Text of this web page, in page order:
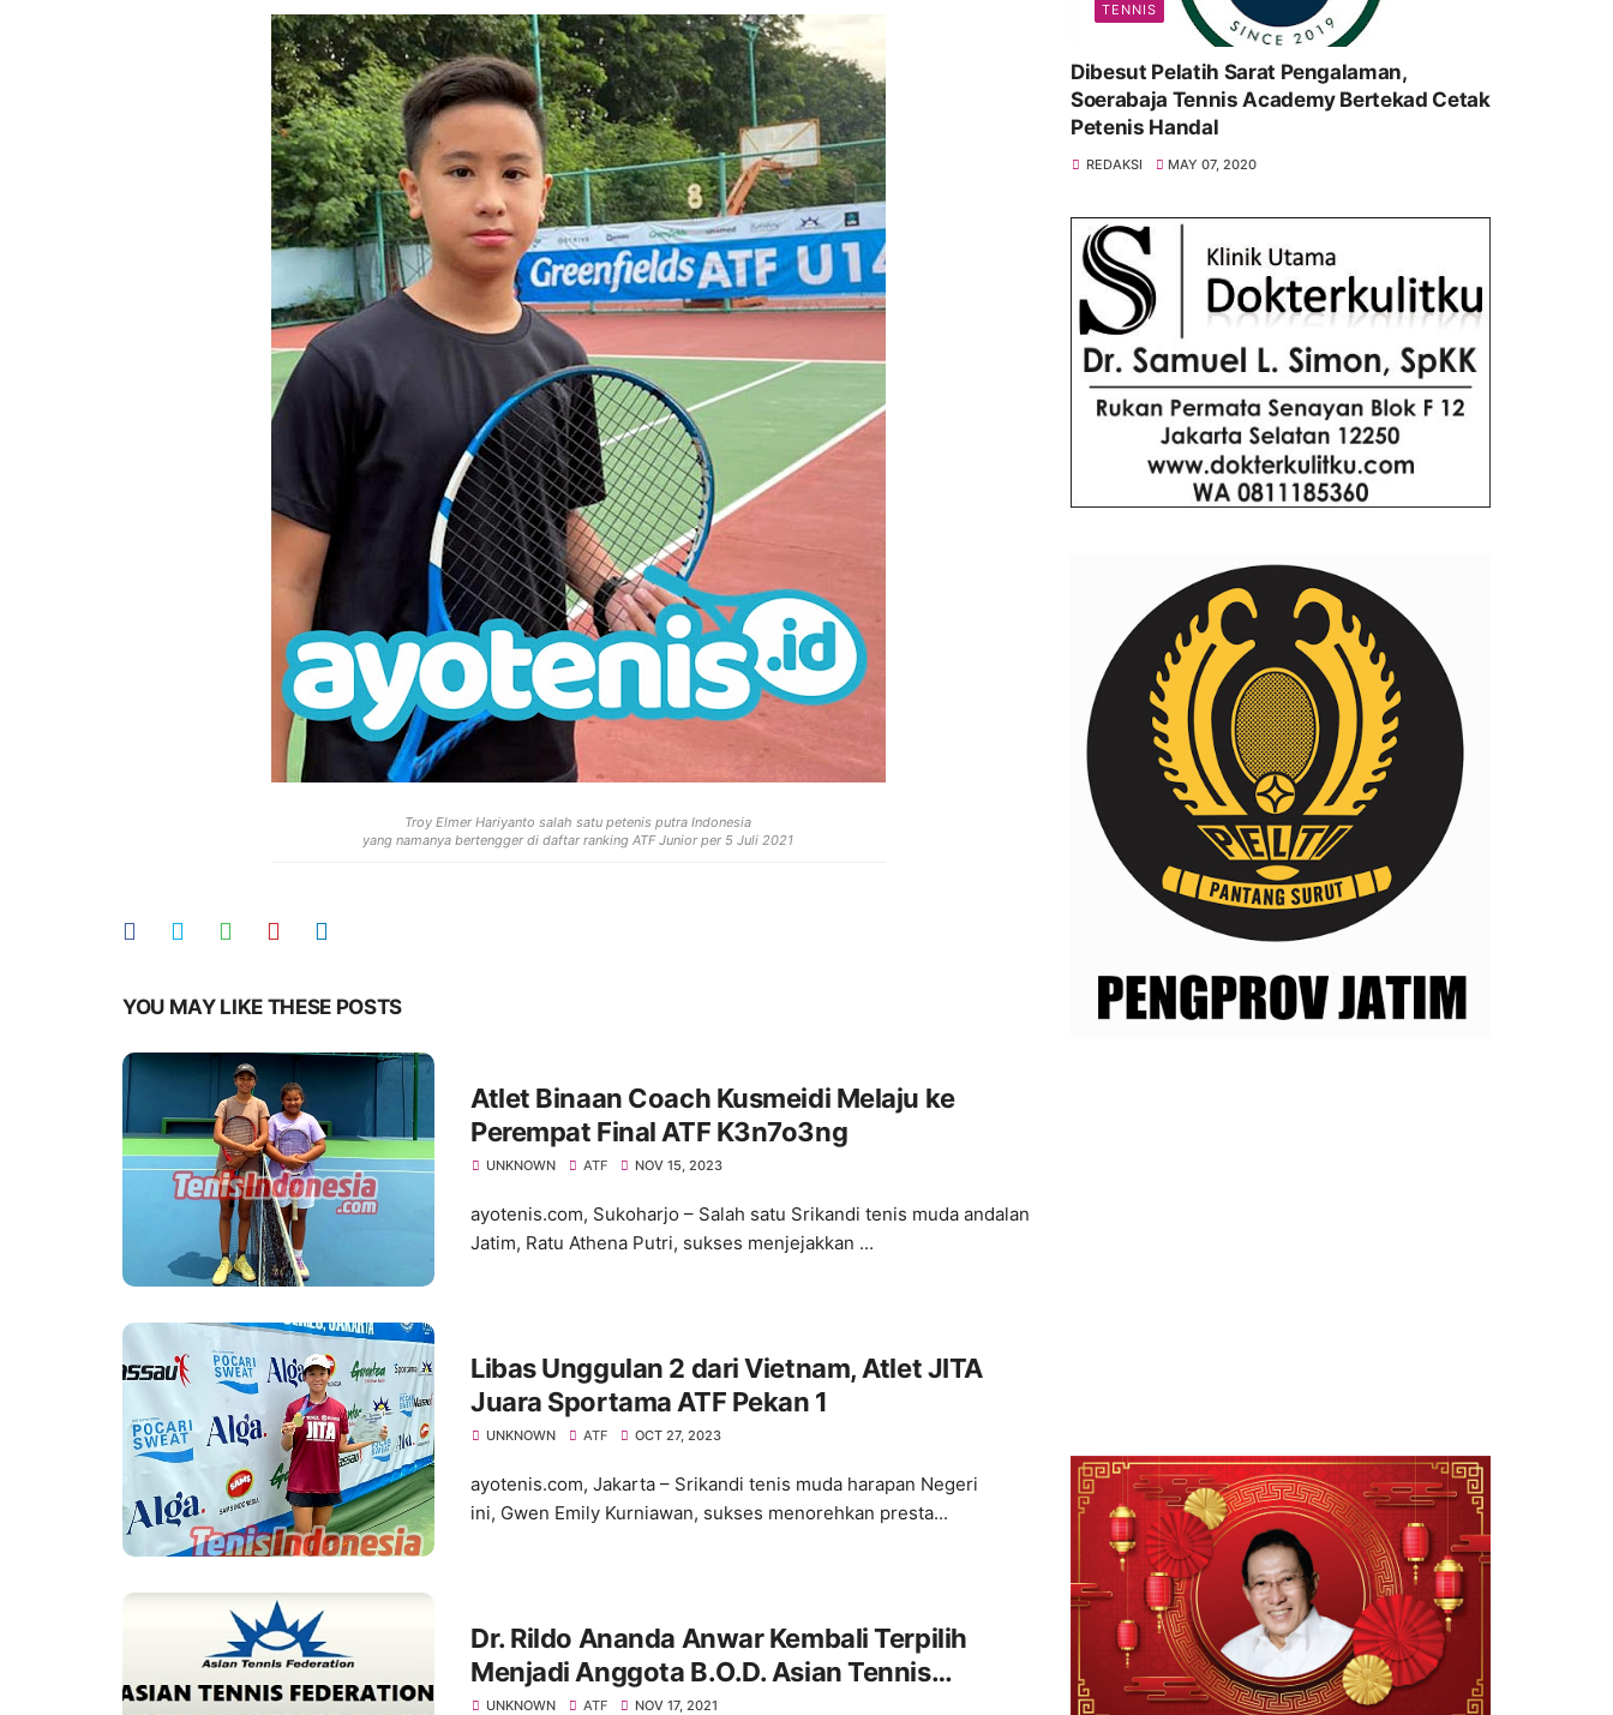
Troy Elmer Hariyanto salah satu petenis putra Indonesia
yang namanya bertengger di daftar ranking ATF Junior per 5 Juli 2021
YOU MAY LIKE THESE POSTS
Atlet Binaan Coach Kusmeidi Melaju ke
Perempat Final ATF K3n7o3ng
UNKNOWN ATF NOV 15, 2023
ayotenis.com, Sukoharjo – Salah satu Srikandi tenis muda andalan
Jatim, Ratu Athena Putri, sukses menjejakkan ...
Libas Unggulan 2 dari Vietnam, Atlet JITA
Juara Sportama ATF Pekan 1
UNKNOWN ATF OCT 27, 2023
ayotenis.com, Jakarta – Srikandi tenis muda harapan Negeri
ini, Gwen Emily Kurniawan, sukses menorehkan presta...
Dr. Rildo Ananda Anwar Kembali Terpilih
Menjadi Anggota B.O.D. Asian Tennis
Federation (ATF)
UNKNOWN ATF NOV 17, 2021
TENNIS
Dibesut Pelatih Sarat Pengalaman,
Soerabaja Tennis Academy Bertekad Cetak
Petenis Handal
REDAKSI MAY 07, 2020